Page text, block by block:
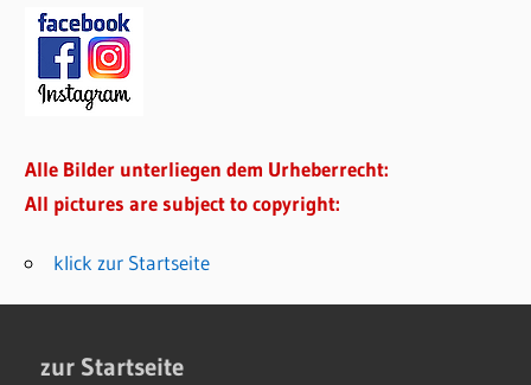
Alle Bilder unterliegen dem Urheberrecht:
All pictures are subject to copyright:
klick zur Startseite
zur Startseite